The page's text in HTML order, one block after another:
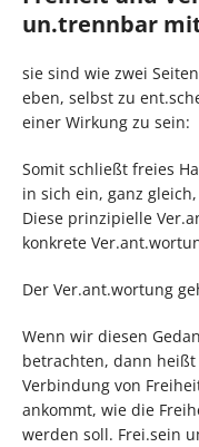
un.trennbar
sie sind wie zwei
eben, selbst zu
einer Wirkung zu sein:
Somit schließt freies
in sich ein, ganz
Diese prinzipielle
konkrete
Der Ver.ant.wortung
Wenn wir diesen
betrachten, dann
Verbindung von
ankommt, wie die
werden soll. Frei.sein